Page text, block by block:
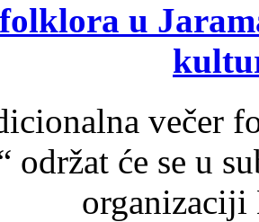
u
večer
održat će se u
organizaciji